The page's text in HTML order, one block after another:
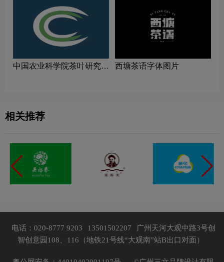
中国农业科学院茶叶研究所
西塘茶语字体图片
相关推荐
电话：020-8777 9203 13501502207
广州天河大观中路3号创
智创意园108、116（地铁21号线“大观南”站B出口对面）